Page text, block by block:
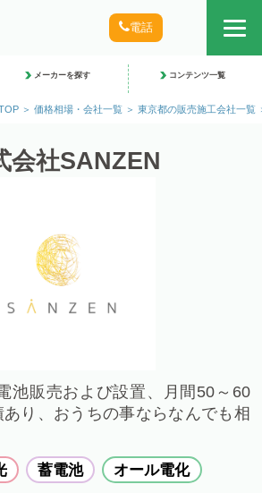
電話
メーカーを探す コンテンツ一覧
価格相場・会社一覧 東京都の販売施工会社一覧
会社SANZEN
池販売および設置、月間50～60
り、おうちの事ならなんでも相
蓄電池
オール電化